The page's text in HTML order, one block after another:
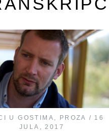
U GOSTIMA , PROZA
16
JULA, 2017